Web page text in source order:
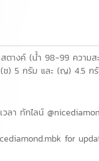
างค์ (น้ำ 98-99 ความส
ช) 5 กรัม และ (ญ) 4.5 ก
ลา ทักไลน์
for